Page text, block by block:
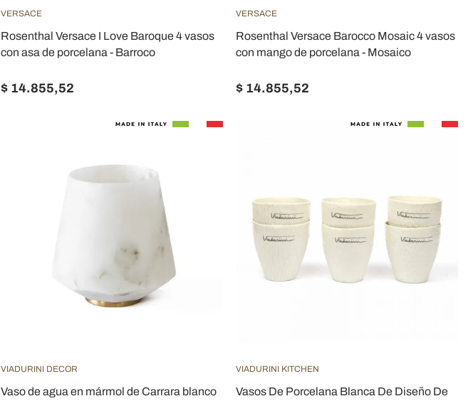
VERSACE
Rosenthal Versace I Love Baroque 4 vasos
con asa de porcelana - Barroco
$ 14.855,52
VERSACE
Rosenthal Versace Barocco Mosaic 4 vasos
con mango de porcelana - Mosaico
$ 14.855,52
VIADURINI DECOR
Vaso de agua en mármol de Carrara blanco
VIADURINI KITCHEN
Vasos De Porcelana Blanca De Diseño De